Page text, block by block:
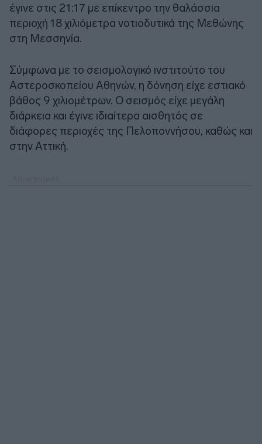
έγινε στις 21:17 με επίκεντρο την θαλάσσια
περιοχή 18 χιλιόμετρα νοτιοδυτικά της Μεθώνης
στη Μεσσηνία.
Σύμφωνα με το σεισμολογικό ινστιτούτο του
Αστεροσκοπείου Αθηνών, η δόνηση είχε εστιακό
βάθος 9 χιλιομέτρων. Ο σεισμός είχε μεγάλη
διάρκεια και έγινε ιδιαίτερα αισθητός σε
διάφορες περιοχές της Πελοποννήσου, καθώς και
στην Αττική.